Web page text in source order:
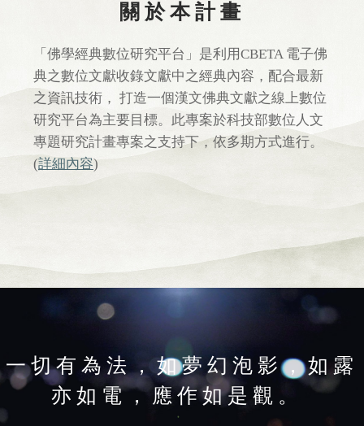
關於本計畫
「佛學經典數位研究平台」是利用CBETA 電子佛
典之數位文獻收錄文獻中之經典內容，配合最新
之資訊技術， 打造一個漢文佛典文獻之線上數位
研究平台為主要目標。此專案於科技部數位人文
專題研究計畫專案之支持下，依多期方式進行。
(詳細內容)
一切有為法，如夢幻泡影，如露
亦如電，應作如是觀。